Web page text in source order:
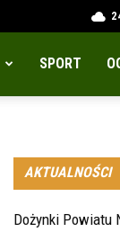
SPORT
AKTUALNOŚCI
Dożynki Powiatu